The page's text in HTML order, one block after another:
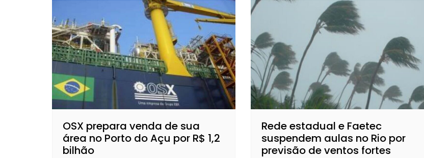
OSX prepara venda de sua
área no Porto do Açu por R$ 1,2
bilhão
Rede estadual e Faetec
suspendem aulas no Rio por
previsão de ventos fortes